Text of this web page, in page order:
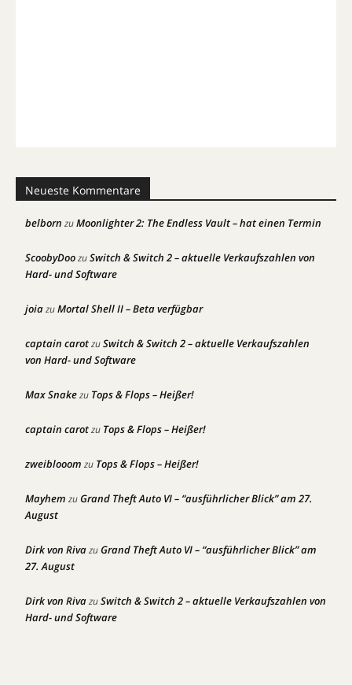
Neueste Kommentare
belborn zuMoonlighter 2: The Endless Vault – hat einen Termin
ScoobyDoozuSwitch & Switch 2 – aktuelle Verkaufszahlen von
Hard- und Software
joiazuMortal Shell II – Beta verfügbar
captain carotzuSwitch & Switch 2 – aktuelle Verkaufszahlen
von Hard- und Software
Max Snakezu Tops & Flops – Heißer!
captain carotzu Tops & Flops – Heißer!
zweiblooom zu Tops & Flops – Heißer!
Mayhem zuGrand Theft Auto VI – “ausführlicher Blick” am 27.
August
Dirk von RivazuGrand Theft Auto VI – “ausführlicher Blick” am
27. August
Dirk von RivazuSwitch & Switch 2 – aktuelle Verkaufszahlen von
Hard- und Software